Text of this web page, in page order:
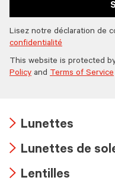
Lisez notre déclaration de
confidentialité
This website is protected
Policy and Terms of Service
icon
Lunettes
icon
Lunettes de
Lentilles